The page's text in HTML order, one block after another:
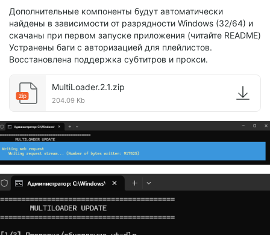
Дополнительные компоненты будут автоматически
найдены в зависимости от разрядности Windows (32/64) и
скачаны при первом запуске приложения (читайте README)
Устранены баги с авторизацией для плейлистов.
Восстановлена поддержка субтитров и прокси.
zip
MultiLoader.2.1.zip
204.09 Kb